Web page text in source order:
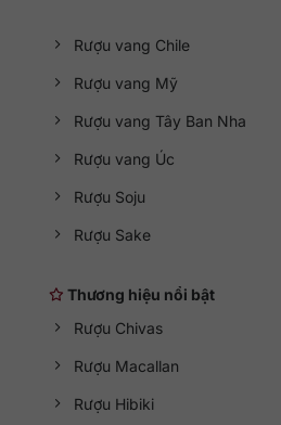
Rượu vang Chile
Rượu vang Mỹ
Rượu vang Tây Ban Nha
Rượu vang Úc
Rượu Soju
Rượu Sake
Thương hiệu nổi bật
Rượu Chivas
Rượu Macallan
Rượu Hibiki